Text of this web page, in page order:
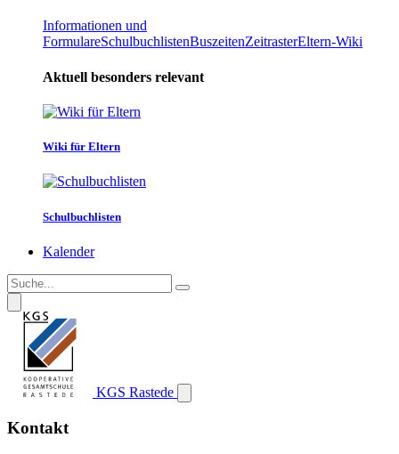
Informationen und
FormulareSchulbuchlistenBuszeitenZeitrasterEltern-Wiki
Aktuell besonders relevant
Wiki für Eltern
Schulbuchlisten
Kalender
KGS Rastede
Kontakt